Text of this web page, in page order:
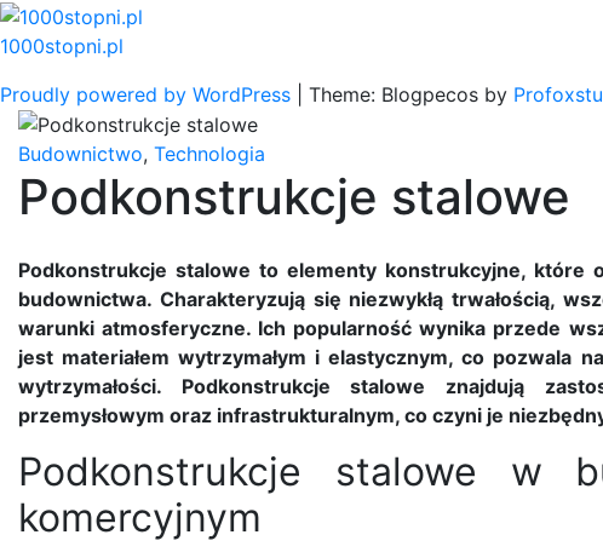
Skip
to
1000stopni.pl
Proudly powered by WordPress
Theme: Blogpecos by
Budownictwo, Technologia
Podkonstrukcje stalowe
Podkonstrukcje stalowe to elementy konstrukcyjne, które
budownictwa. Charakteryzują się niezwykłą trwałością,
warunki atmosferyczne. Ich popularność wynika przede
jest materiałem wytrzymałym i elastycznym, co pozwala
wytrzymałości. Podkonstrukcje stalowe znajdują
przemysłowym oraz infrastrukturalnym, co czyni je
Podkonstrukcje stalowe w
komercyjnym